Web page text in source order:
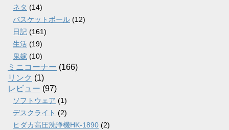
ネタ (14)
バスケットボール (12)
日記 (161)
生活 (19)
鬼嫁 (10)
ミニコーナー (166)
リンク (1)
レビュー (97)
ソフトウェア (1)
デスクライト (2)
ヒダカ高圧洗浄機HK-1890 (2)